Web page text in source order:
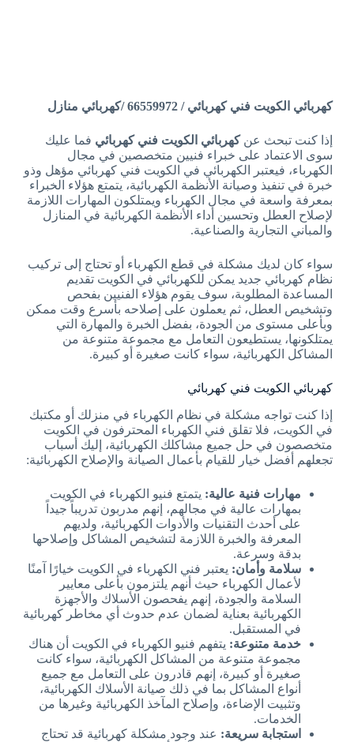
كهربائي الكويت فني كهربائي / 66559972 /كهربائي منازل
إذا كنت تبحث عنكهربائي الكويت فني كهربائي فما عليك
سوى الاعتماد على خبراء فنيين متخصصين في مجال
الكهرباء، فيعتبر الكهربائي في الكويت فني كهربائي مؤهل وذو
خبرة في تنفيذ وصيانة الأنظمة الكهربائية، يتمتع هؤلاء الخبراء
بمعرفة واسعة في مجال الكهرباء ويمتلكون المهارات اللازمة
لإصلاح العطل وتحسين أداء الأنظمة الكهربائية في المنازل
والمباني التجارية والصناعية.
سواء كان لديك مشكلة في قطع الكهرباء أو تحتاج إلى تركيب
نظام كهربائي جديد يمكن للكهربائي في الكويت تقديم
المساعدة المطلوبة، سوف يقوم هؤلاء الفنيين بفحص
وتشخيص العطل، ثم يعملون على إصلاحه بأسرع وقت ممكن
وبأعلى مستوى من الجودة، بفضل الخبرة والمهارة التي
يمتلكونها، يستطيعون التعامل مع مجموعة متنوعة من
المشاكل الكهربائية، سواء كانت صغيرة أو كبيرة.
كهربائي الكويت فني كهربائي
إذا كنت تواجه مشكلة في نظام الكهرباء في منزلك أو مكتبك
في الكويت، فلا تقلق فني الكهرباء المحترفون في الكويت
متخصصون في حل جميع مشاكلك الكهربائية، إليك أسباب
تجعلهم أفضل خيار للقيام بأعمال الصيانة والإصلاح الكهربائية:
مهارات فنية عالية: يتمتع فنيو الكهرباء في الكويت
بمهارات عالية في مجالهم، إنهم مدربون تدريباً جيداً
على أحدث التقنيات والأدوات الكهربائية، ولديهم
المعرفة والخبرة اللازمة لتشخيص المشاكل وإصلاحها
بدقة وسرعة.
سلامة وأمان: يعتبر فني الكهرباء في الكويت خيارًا آمنًا
لأعمال الكهرباء حيث أنهم يلتزمون بأعلى معايير
السلامة والجودة، إنهم يفحصون الأسلاك والأجهزة
الكهربائية بعناية لضمان عدم حدوث أي مخاطر كهربائية
في المستقبل.
خدمة متنوعة: يتفهم فنيو الكهرباء في الكويت أن هناك
مجموعة متنوعة من المشاكل الكهربائية، سواء كانت
صغيرة أو كبيرة، إنهم قادرون على التعامل مع جميع
أنواع المشاكل بما في ذلك صيانة الأسلاك الكهربائية،
وتثبيت الإضاءة، وإصلاح المآخذ الكهربائية وغيرها من
الخدمات.
استجابة سريعة: عند وجود مشكلة كهربائية قد تحتاج